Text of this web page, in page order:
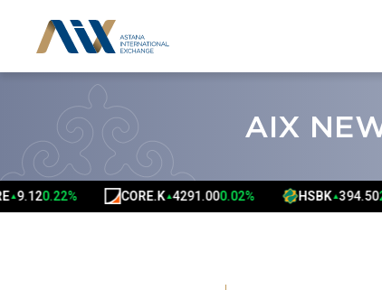
AIX
9.120.22% CORE.K▲ 4291.000.02% HSBK▲ 394.50